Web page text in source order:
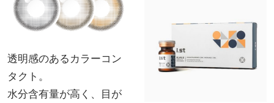
透明感のあるカラーコン
タクト。
水分含有量が高く、目が